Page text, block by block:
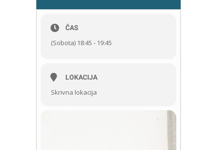
ČAS
(Sobota) 18:45 - 19:45
LOKACIJA
Skrivna lokacija